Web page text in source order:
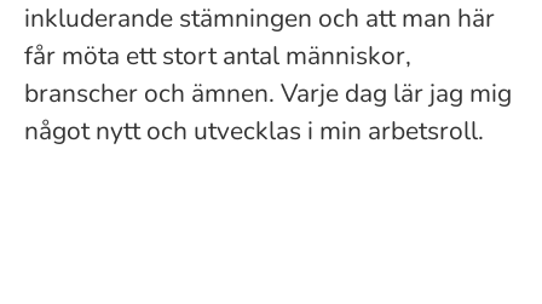
inkluderande stämningen och att man här
får möta ett stort antal människor,
branscher och ämnen. Varje dag lär jag mig
något nytt och utvecklas i min arbetsroll.